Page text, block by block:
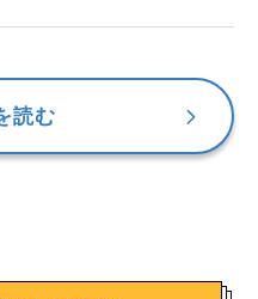
読む